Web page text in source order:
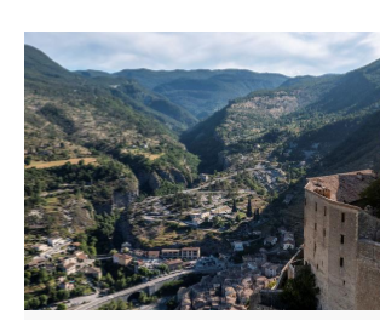
Ex castello fortificato, ora cittadella e poi
monumento di Entrevaux testimonia le
fortificazioni della città.